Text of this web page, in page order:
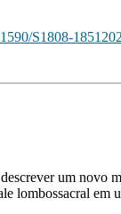
S1808-
um novo
lombossacral em